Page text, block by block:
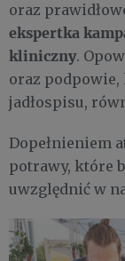
oraz
ekspertka
kliniczny.
oraz podpowie,
jadłospisu,
Dopełnieniem
potrawy, które
uwzględnić w